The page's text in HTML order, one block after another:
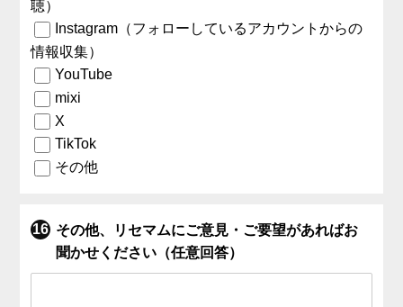
聴）
Instagram（フォローしているアカウントからの
情報収集）
YouTube
mixi
X
TikTok
その他
その他、リセマムにご意見・ご要望があればお
聞かせください（任意回答）